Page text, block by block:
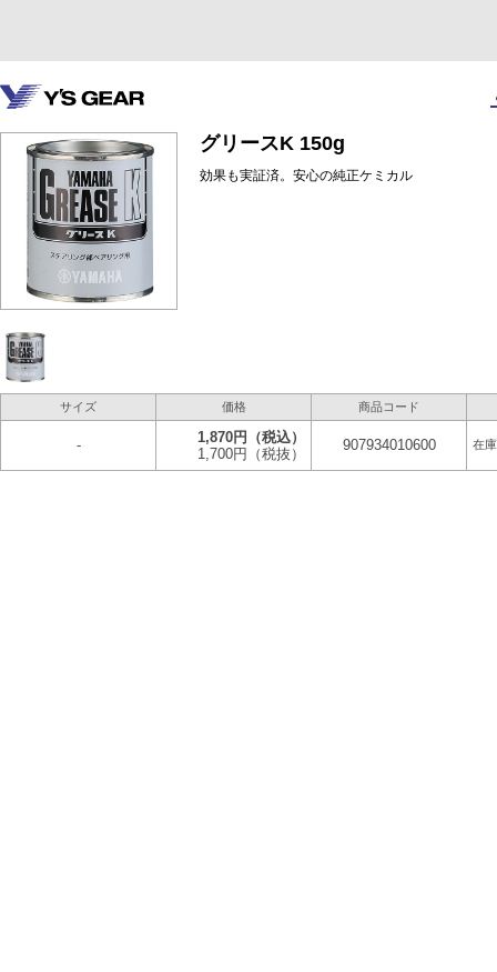
グリースK 150g
効果も実証済。安心の純正ケミカル
サイズ 価格 商品コード
- 1,870円
（税込）
1,700円
（税抜）
907934010600 在